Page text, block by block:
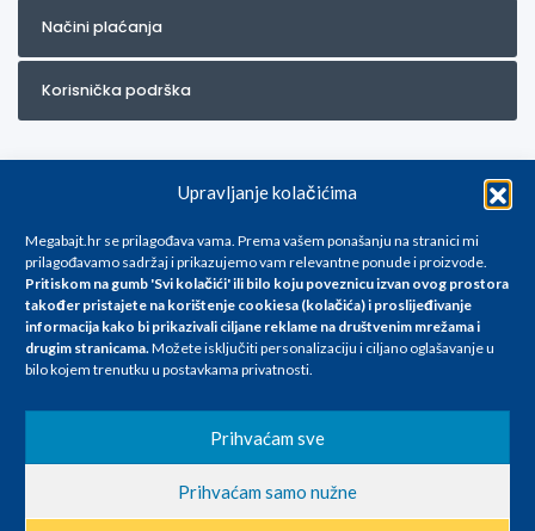
Upravljanje kolačićima
Megabajt.hr se prilagođava vama. Prema vašem ponašanju na stranici mi
prilagođavamo sadržaj i prikazujemo vam relevantne ponude i proizvode.
Pritiskom na gumb 'Svi kolačići' ili bilo koju poveznicu izvan ovog prostora
također pristajete na korištenje cookiesa (kolačića) i proslijeđivanje
informacija kako bi prikazivali ciljane reklame na društvenim mrežama i
drugim stranicama.Možete isključiti personalizaciju i ciljano oglašavanje u
bilo kojem trenutku u postavkama privatnosti.
Prihvaćam sve
Prihvaćam samo nužne
Načini plaćanja
Korisnička podrška
Za artikle kojih trenutno nema u ponudi obratite nam se na
info@megabajt.hr. Sve cijene su informativnog karaktera i podložne su
promjenama, a
iskazane su za avansno plaćanje(gotovina) u Eurima i uključuju PDV. Sve
se razlikovati od cijena u našim poslovnicama. Trudimo se dati što bolji
i točniji opis i sliku. Unatoč tome, ne možemo garantirati da su svi
nastale u opisu proizvoda, greške prilikom štampanja te promjene
cijena.